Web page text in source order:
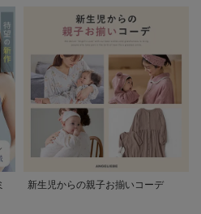
新生児からの親子お揃いコーデ